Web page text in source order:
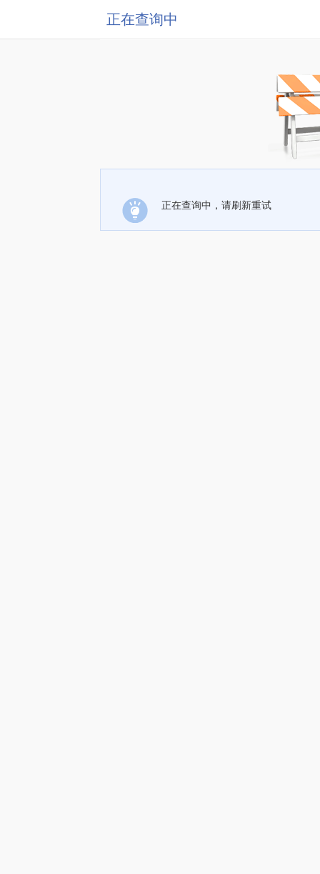
正在查询中
正在查询中，请刷新重试